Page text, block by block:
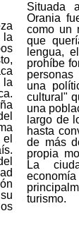
la
la
Situada
Orania
como un
que
lengua,
prohíbe
una
cultural"
una
largo de
hasta
de más
propia
La
turismo.